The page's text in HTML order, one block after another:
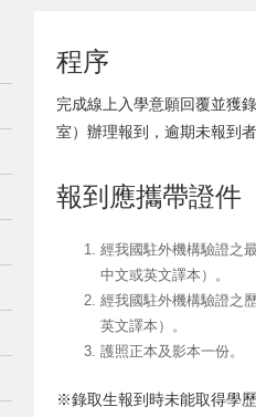
程序
完成線上入學意願回覆並獲
室）辦理報到，逾期未報到
報到應攜帶證件
經我國駐外機構驗證之
中文或英文譯本）。
經我國駐外機構驗證之
英文譯本）。
護照正本及影本一份。
※錄取生報到時未能取得學